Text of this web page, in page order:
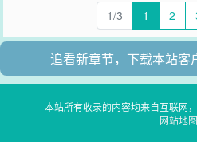
1/3 1 2
追看新章节，下载本站客
本站所有收录的内容均来自互联网
网站地图